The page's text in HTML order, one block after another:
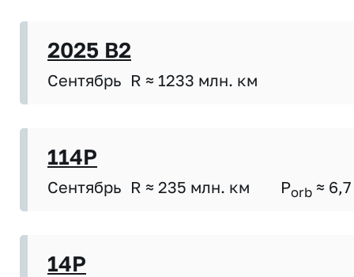
2025 B2
Сентябрь R ≈ 1233 млн. км
114P
Сентябрь R ≈ 235 млн. км Porb ≈ 6,7
14P